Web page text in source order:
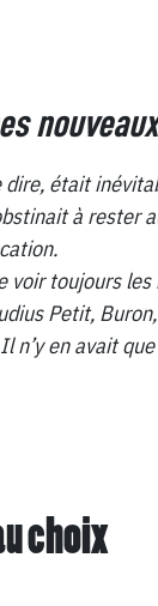
dire, était
à rester
voir toujours
Petit,
n’y en avait
choix